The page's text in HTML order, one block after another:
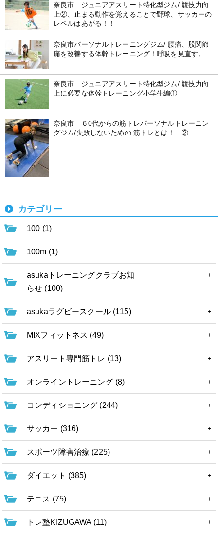
奈良市 ジュニアアスリート特化型ジム/ 競技力向
上②、止まる動作を覚えることで野球、サッカーの
レベルはあがる！！
奈良市パーソナルトレーニングジム/ 腰痛、股関節
痛を改善する体幹トレーニング！呼吸を見直す。
奈良市 ジュニアアスリート特化型ジム/ 競技力向
上に必要な体幹トレーニング小学生編①
奈良市 ６0代からの筋トレパーソナルトレーニン
グジム/失敗しないための 筋トレとは！ ②
カテゴリー
100 (1)
100m (1)
asukaトレーニングクラブお知
らせ (100)
asukaラグビースクール (115)
MIXフィットネス (49)
アスリート専門筋トレ (13)
オンライントレーニング (8)
コンディショニング (244)
サッカー (316)
スポーツ障害治療 (225)
ダイエット (385)
テニス (75)
トレ塾KIZUGAWA (11)